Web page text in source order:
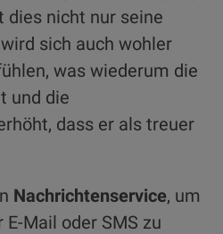
dies nicht nur seine
sich auch wohler
was wiederum die
und die
dass er als treuer
Nachrichtenservice, um
Mail oder SMS zu